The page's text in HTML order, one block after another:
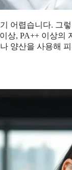
어렵습니다. 그
상, PA++ 이상
양산을 사용해